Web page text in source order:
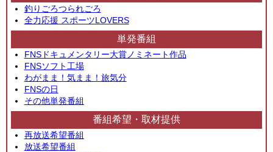
釣りごろつられごろ
全力応援 スポーツLOVERS
単発番組
FNSドキュメンタリー大賞ノミネート作品
FNSソフト工場
わがまま！気まま！旅気分
FNSの日
その他単発番組
番組希望・取材提供
再放送希望番組
放送希望番組